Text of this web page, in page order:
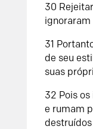
30
ignoraram
31
de seu
suas
32 Pois
e rumam